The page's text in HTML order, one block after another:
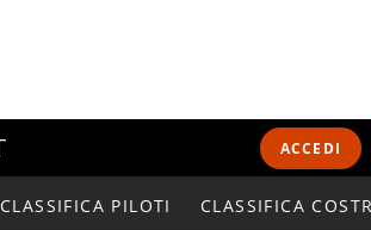
ACCEDI
CLASSIFICA PILOTI CLASSIFICA